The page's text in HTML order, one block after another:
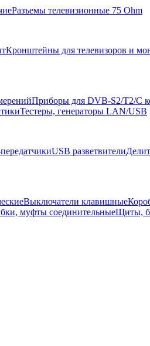
Разъемы телевизионные 75 Ohm
Кронштейны для телевизоров и
Приборы для DVB-S2/T2/C
Тестеры, генераторы LAN/USB
USB разветвители
Выключатели клавишные
муфты соединительныеЩиты,